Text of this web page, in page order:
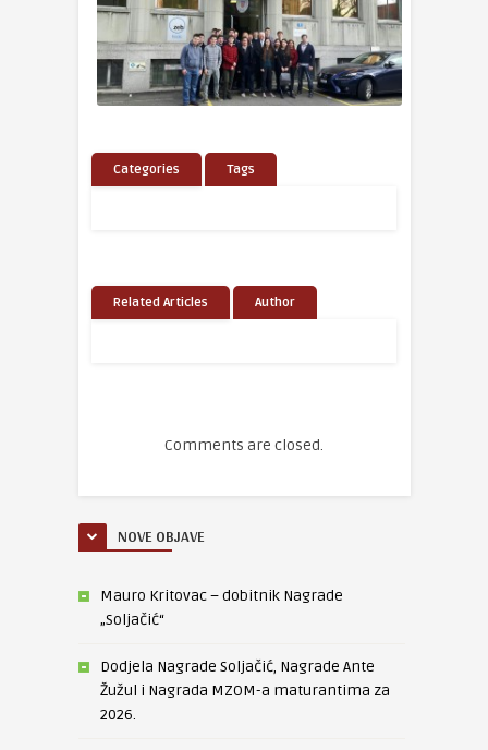
Categories Tags
Related Articles Author
Comments are closed.
NOVE OBJAVE
Mauro Kritovac – dobitnik Nagrade
„Soljačić“
Dodjela Nagrade Soljačić, Nagrade Ante
Žužul i Nagrada MZOM-a maturantima za
2026.